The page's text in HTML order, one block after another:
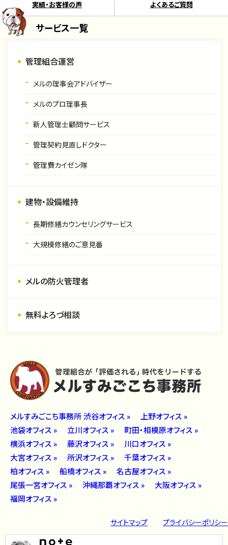
実績・お客様の声 よくあるご質問
サービス一覧
管理組合運営
メルの理事会アドバイザー
メルのプロ理事長
新人管理士顧問サービス
管理契約見直しドクター
管理費カイゼン隊
建物・設備維持
長期修繕カウンセリングサービス
大規模修繕のご意見番
メルの防火管理者
無料よろづ相談
メルすみごこち事務所 渋谷オフィス »
上野オフィス »
池袋オフィス »
立川オフィス »
町田・相模原オフィス »
横浜オフィス »
藤沢オフィス »
川口オフィス »
大宮オフィス »
所沢オフィス »
千葉オフィス »
柏オフィス »
船橋オフィス »
名古屋オフィス »
尾張一宮オフィス »
沖縄那覇オフィス »
大阪オフィス »
福岡オフィス »
サイトマップ プライバシーポリシー